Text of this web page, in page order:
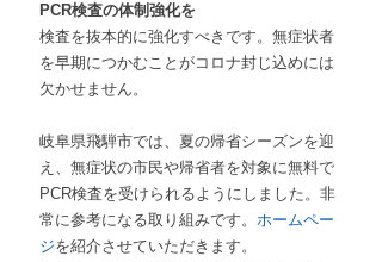
PCR検査の体制強化を
検査を抜本的に強化すべきです。無症状者
を早期につかむことがコロナ封じ込めには
欠かせません。
岐阜県飛騨市では、夏の帰省シーズンを迎
え、無症状の市民や帰省者を対象に無料で
PCR検査を受けられるようにしました。非
常に参考になる取り組みです。 ホームペー
ジを紹介させていただきます。